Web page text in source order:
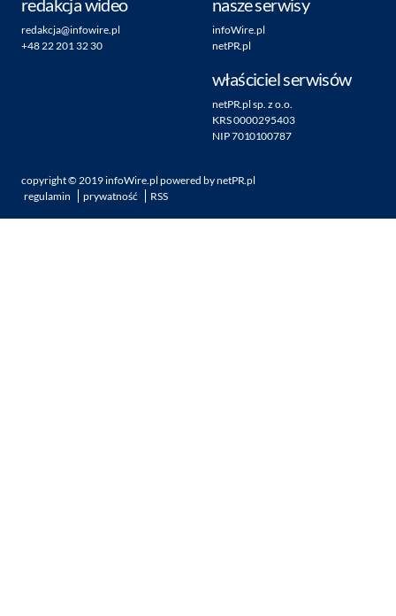
redakcja wideo
redakcja@infowire.pl
+48 22 201 32 30
nasze serwisy
infoWire.pl
netPR.pl
właściciel serwisów
netPR.pl sp. z o.o.
KRS 0000295403
NIP 7010100787
copyright ©2019infoWire.pl powered bynetPR.pl
regulamin
prywatność RSS